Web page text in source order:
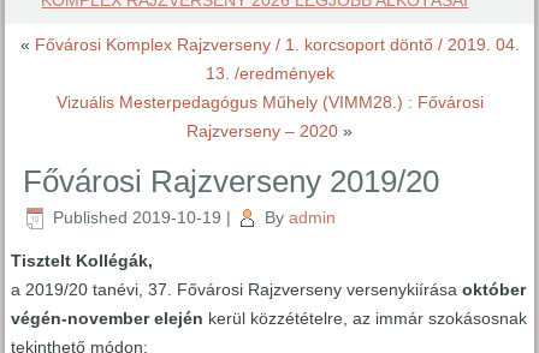
« Fővárosi Komplex Rajzverseny / 1. korcsoport döntő / 2019. 04.
13. /eredmények
Vizuális Mesterpedagógus Műhely (VIMM28.) : Fővárosi
Rajzverseny – 2020 »
Fővárosi Rajzverseny 2019/20
Published 2019-10-19 | By admin
Tisztelt Kollégák,
a 2019/20 tanévi, 37. Fővárosi Rajzverseny versenykiírásaoktóber
végén-november elején kerül közzétételre, az immár szokásosnak
tekinthető módon: